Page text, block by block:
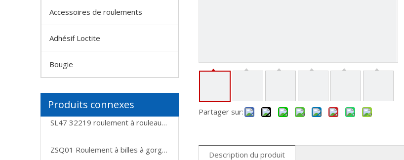
Accessoires de roulements
Adhésif Loctite
Bougie
Produits connexes
SL47 32219 roulement à rouleaux coniques à double rangée avec taille 95*170*43mm roulement de moyeu de roue automobile roulements en gros
ZSQ01 Roulement à billes à gorge profonde 6000 de haute qualité
Partager sur:
Description du produit